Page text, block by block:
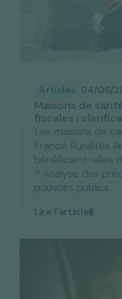
Articles 04/06/
Maisons de
fiscales :
Les maisons de
France Ruralités
bénéficient-elles
? Analyse des
pouvoirs publics.
Lire l'article